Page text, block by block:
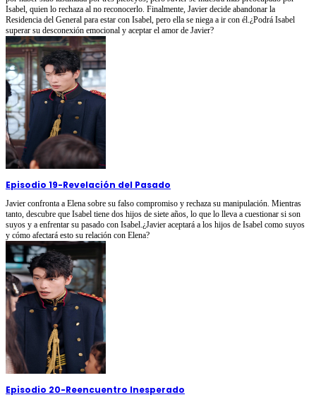
Isabel, quien lo rechaza al no reconocerlo. Finalmente, Javier decide abandonar la
Residencia del General para estar con Isabel, pero ella se niega a ir con él.¿Podrá Isabel
superar su desconexión emocional y aceptar el amor de Javier?
Episodio 19-Revelación del Pasado
Javier confronta a Elena sobre su falso compromiso y rechaza su manipulación. Mientras
tanto, descubre que Isabel tiene dos hijos de siete años, lo que lo lleva a cuestionar si son
suyos y a enfrentar su pasado con Isabel.¿Javier aceptará a los hijos de Isabel como suyos
y cómo afectará esto su relación con Elena?
Episodio 20-Reencuentro Inesperado